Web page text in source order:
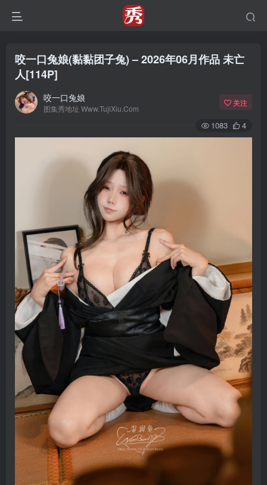
咬一口兔娘(黏黏团子兔) – 2026年06月作品 未亡
人[114P]
咬一口兔娘
图集秀地址 Www.TujiXiu.Com
关注
1083 4